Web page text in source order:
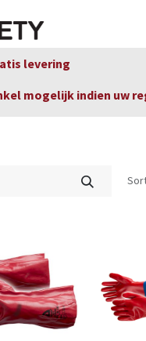
levering
mogelijk indien uw